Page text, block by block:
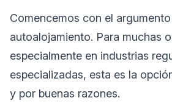
Comencemos con el
autoalojamiento. Para muchas
especialmente en industrias
especializadas, esta es la
y por buenas razones.